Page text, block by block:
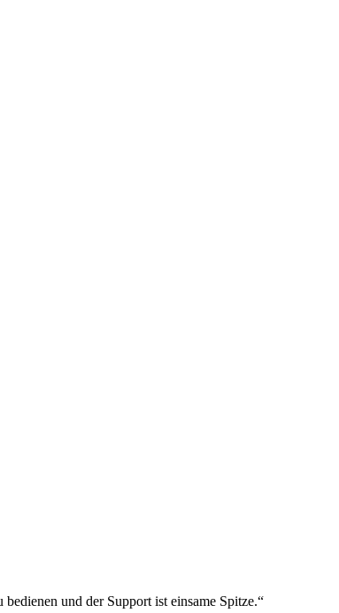
und der Support ist einsame Spitze.“